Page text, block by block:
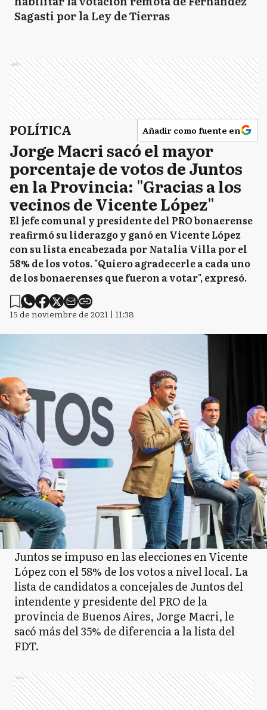
Sagasti por la Ley de Tierras
Ads
POLÍTICA Añadir como fuente en
Jorge Macri sacó el mayor
porcentaje de votos de Juntos
en la Provincia: "Gracias a los
vecinos de Vicente López"
El jefe comunal y presidente del PRO bonaerense
reafirmó su liderazgo y ganó en Vicente López
con su lista encabezada por Natalia Villa por el
58% de los votos. "Quiero agradecerle a cada uno
de los bonaerenses que fueron a votar", expresó.
15 de noviembre de 2021 | 11:38
Juntos se impuso en las elecciones en Vicente
López con el 58% de los votos a nivel local. La
lista de candidatos a concejales de Juntos del
intendente y presidente del PRO de la
provincia de Buenos Aires, Jorge Macri, le
sacó más del 35% de diferencia a la lista del
FDT.
Ads